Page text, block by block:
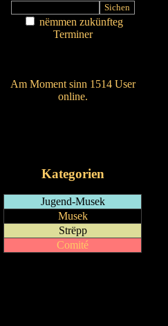
nëmmen zukünfteg
Terminer
Am Moment sinn 1514 User
online.
Kategorien
Jugend-Musek
Musek
Strëpp
Comité